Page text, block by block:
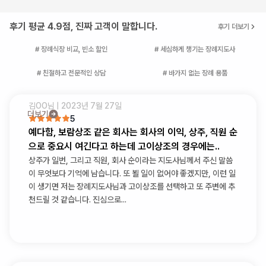
후기 평균 4.9점, 진짜 고객이 말합니다. 후기 더보기
# 장례식장 비교, 빈소 할인 # 세심하게 챙기는 장례지도사
# 친절하고 전문적인 상담 # 바가지 없는 장례 용품
더보기
김OO님 | 2023년 7월 27일
5
예다함, 보람상조 같은 회사는 회사의 이익, 상주, 직원 순
으로 중요시 여긴다고 하는데 고이상조의 경우에는..
상주가 일번, 그리고 직원, 회사 순이라는 지도사님께서 주신 말씀
이 무엇보다 기억에 남습니다. 또 뵐 일이 없어야 좋겠지만, 이런 일
이 생기면 저는 장례지도사님과 고이상조를 선택하고 또 주변에 추
천드릴 것 같습니다. 진심으로...